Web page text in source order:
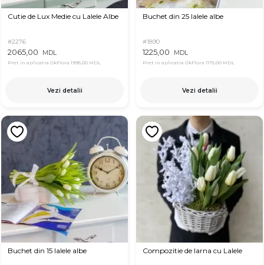
Cutie de Lux Medie cu Lalele Albe
#2276
2065,00 MDL
Pret in aplicatia OkFlora 1995,00 MDL
Vezi detalii
Buchet din 25 lalele albe
#1890
1225,00 MDL
Pret in aplicatia OkFlora 1175,00 MDL
Vezi detalii
Buchet din 15 lalele albe Compozitie de Iarna cu Lalele